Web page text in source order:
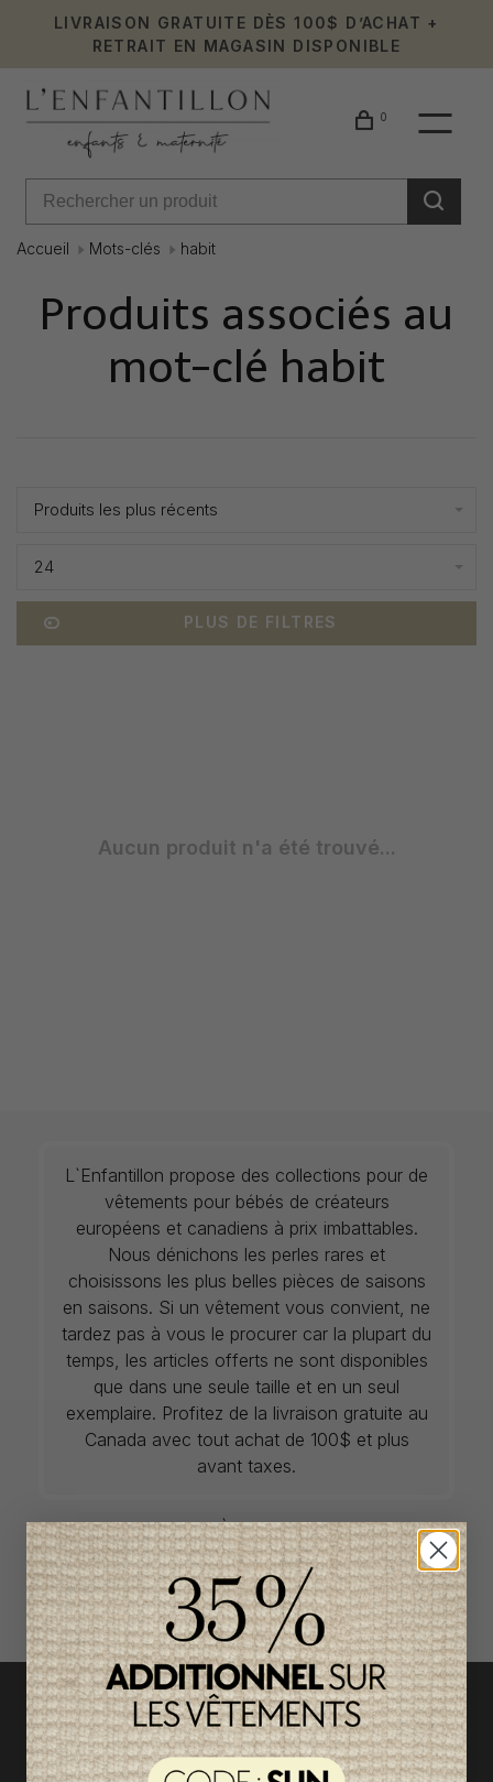
LIVRAISON GRATUITE DÈS 100$ D’ACHAT +
RETRAIT EN MAGASIN DISPONIBLE
0
Accueil Mots-clés habit
Produits associés au
mot-clé habit
Produits les plus récents
24
PLUS DE FILTRES
Aucun produit n'a été trouvé...
L`Enfantillon propose des collections pour de
vêtements pour bébés de créateurs
européens et canadiens à prix imbattables.
Nous dénichons les perles rares et
choisissons les plus belles pièces de saisons
en saisons. Si un vêtement vous convient, ne
tardez pas à vous le procurer car la plupart du
temps, les articles offerts ne sont disponibles
que dans une seule taille et en un seul
exemplaire. Profitez de la livraison gratuite au
Canada avec tout achat de 100$ et plus
avant taxes.
ACCÈS RAPIDE
magasinez par catégorie